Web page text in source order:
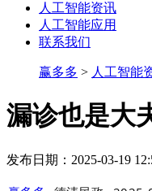
人工智能资讯
人工智能应用
联系我们
赢多多 > 人工智能
漏诊也是大
发布日期：2025-03-19